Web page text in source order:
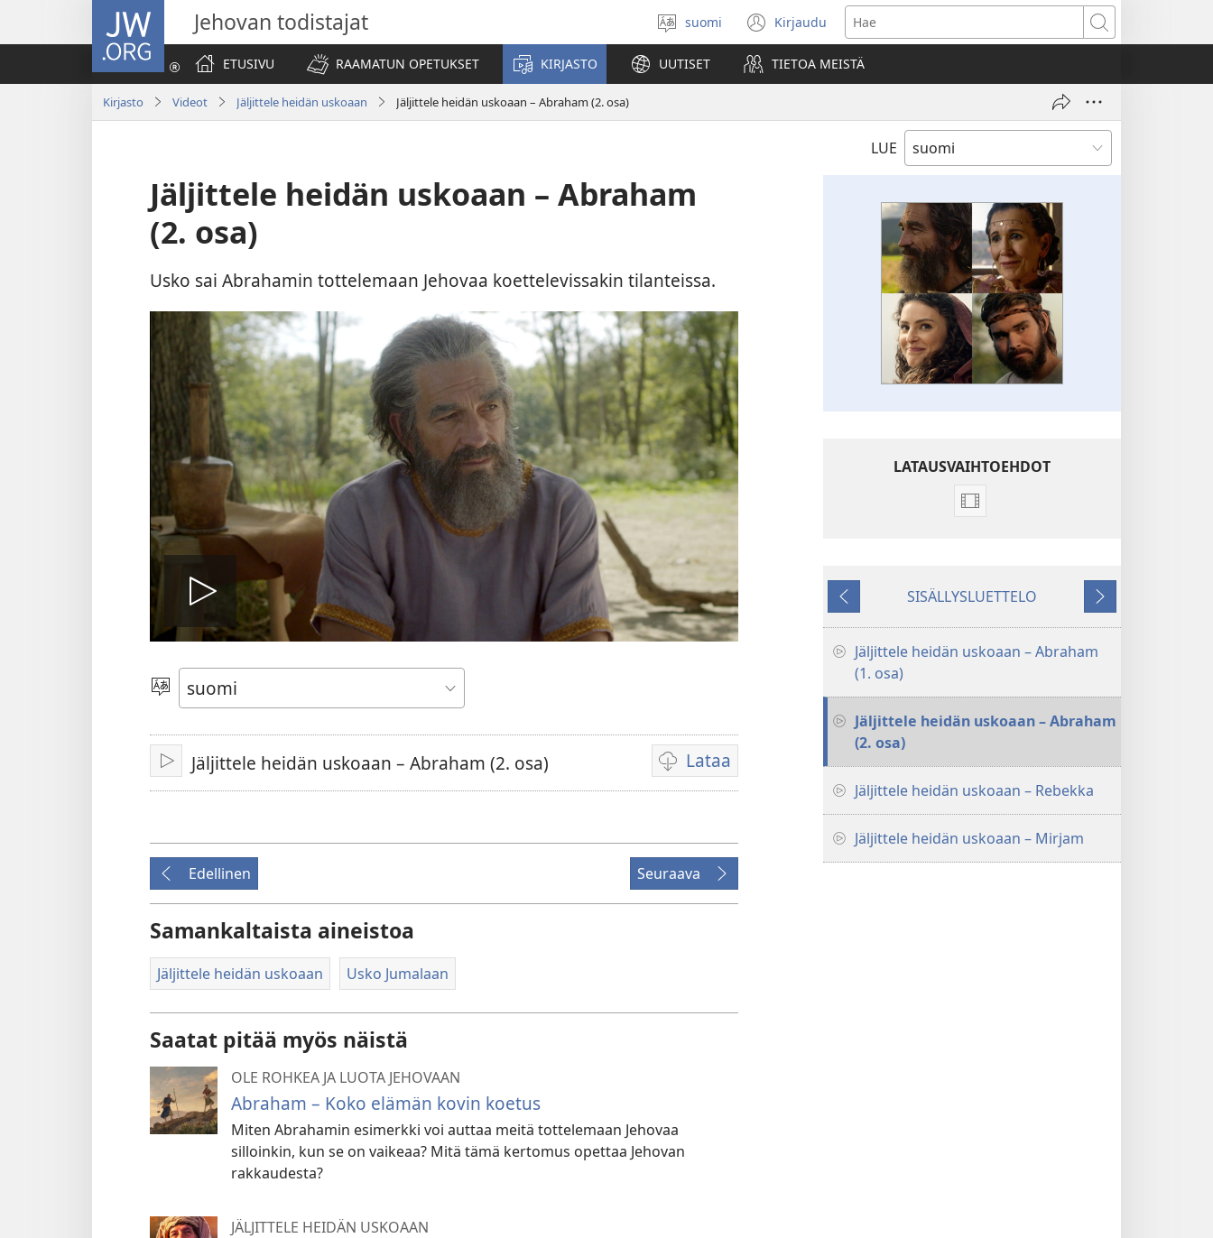
JW.ORG Jehovan todistajat
Valitse
kieli
suomi Kirjaudu
(avaa
uuden
ikkunan)
Hae
ETUSIVU
RAAMATUN OPETUKSET KIRJASTO UUTISET TIETOA MEISTÄ
Kirjasto Videot Jäljittele heidän uskoaan Jäljittele heidän uskoaan – Abraham (2. osa)
LUE
Jäljittele heidän uskoaan – Abraham
(2. osa)
Usko sai Abrahamin tottelemaan Jehovaa koettelevissakin tilanteissa.
Toista
video
Valitse
kieli
ToistaJäljittele heidän uskoaan – Abraham (2. osa) Lataa
Videoiden
latausvaihtoehdot
Edellinen Seuraava
Samankaltaista aineistoa
Jäljittele heidän uskoaan Usko Jumalaan
Saatat pitää myös näistä
OLE ROHKEA JA LUOTA JEHOVAAN
Abraham – Koko elämän kovin koetus
Miten Abrahamin esimerkki voi auttaa meitä tottelemaan Jehovaa
silloinkin, kun se on vaikeaa? Mitä tämä kertomus opettaa Jehovan
rakkaudesta?
JÄLJITTELE HEIDÄN USKOAAN
LATAUSVAIHTOEHDOT
Videoiden
uskoaan
Edellinen
SISÄLLYSLUETTELO
Seuraava
Jäljittele heidän uskoaan – Abraham
(1. osa)
Jäljittele heidän uskoaan – Abraham
(2. osa)
Jäljittele heidän uskoaan – Rebekka
Jäljittele heidän uskoaan – Mirjam